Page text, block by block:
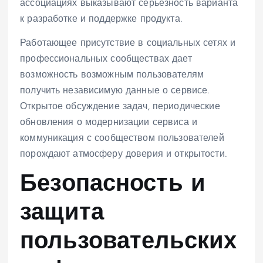
ассоциациях выказывают серьезность варианта
к разработке и поддержке продукта.
Работающее присутствие в социальных сетях и
профессиональных сообществах дает
возможность возможным пользователям
получить независимую данные о сервисе.
Открытое обсуждение задач, периодические
обновления о модернизации сервиса и
коммуникация с сообществом пользователей
порождают атмосферу доверия и открытости.
Безопасность и
защита
пользовательских